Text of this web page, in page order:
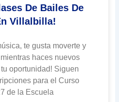
De Bailes De
Villalbilla!
te gusta moverte y
haces nuevos
oportunidad! Siguen
para el Curso
de la Escuela